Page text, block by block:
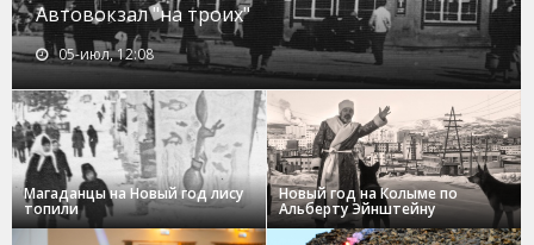
Автовокзал "на троих"
05-июл, 12:08
Магаданцы на Новый год лису
топили
Новый год на Колыме по
Альберту Эйнштейну